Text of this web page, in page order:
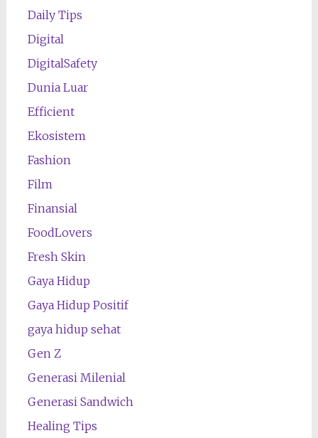
Daily Tips
Digital
DigitalSafety
Dunia Luar
Efficient
Ekosistem
Fashion
Film
Finansial
FoodLovers
Fresh Skin
Gaya Hidup
Gaya Hidup Positif
gaya hidup sehat
Gen Z
Generasi Milenial
Generasi Sandwich
Healing Tips